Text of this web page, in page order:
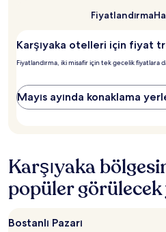
Fiyatlar
ve
değişiklik
gösterebilir.
Fiyatlandırma
Karşıyaka otelleri için fiyat
Fiyatlandırma, iki misafir için tek gecelik fiyatlara
Mayıs ayında konaklama
Karşıyaka
popüler
Bostanlı Pazarı